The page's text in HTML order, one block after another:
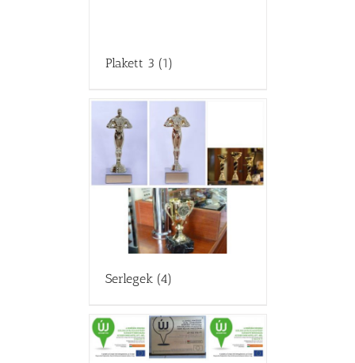
Plakett 3 (1)
Serlegek (4)